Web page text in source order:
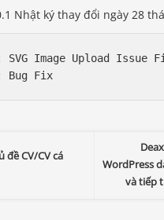
Nhật ký thay đổi ngày 28
SVG Image Upload Issue
đề CV/CV cá
WordPress
và tiếp